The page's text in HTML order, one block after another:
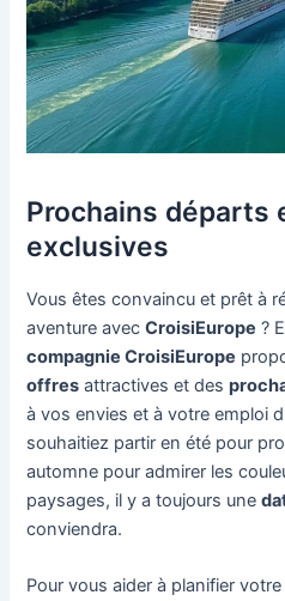
Prochains départs
exclusives
Vous êtes convaincu et prêt à
aventure avecCroisiEurope ?
compagnie CroisiEurope
offres attractives et des
à vos envies et à votre emploi
souhaitiez partir en été pour
automne pour admirer les
paysages, il y a toujours une
conviendra.
Pour vous aider à planifier